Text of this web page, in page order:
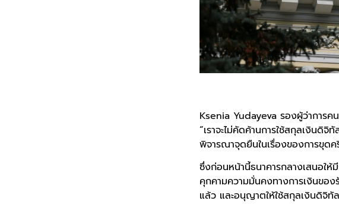
Ksenia Yudayeva รองผู้ว่าการค
“เราจะไม่คัดค้านการใช้สกุลเงินดิจิ
พิจารณาจุดยืนในเรื่องของการขุดค
ซึ่งก่อนหน้านี้ธนาคารกลางเสนอให้
คุกคามความมั่นคงทางการเงินของ
แล้ว และอนุญาตให้ใช้สกุลเงินดิจิทัล